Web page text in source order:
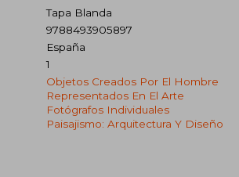
Tapa Blanda
9788493905897
España
1
Objetos Creados Por El Hombre
Representados En El Arte
Fotógrafos Individuales
Paisajismo: Arquitectura Y Diseño